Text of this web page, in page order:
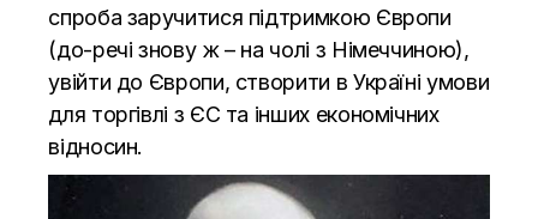
спроба заручитися підтримкою Європи
(до-речі знову ж – на чолі з Німеччиною),
увійти до Європи, створити в Україні умови
для торгівлі з ЄС та інших економічних
відносин.